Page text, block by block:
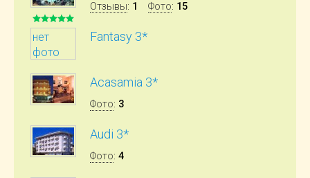
Отзывы: 1 Фото: 15
нет
фото
Fantasy 3*
Acasamia 3*
Фото: 3
Audi 3*
Фото: 4